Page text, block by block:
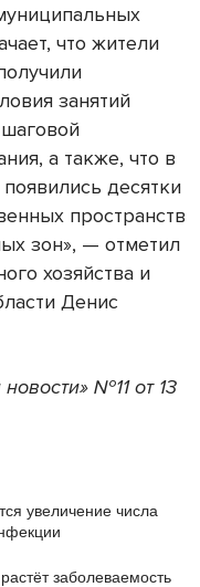
что жители
занятий
а также, что в
десятки
пространств
зон», — отметил
хозяйства и
Денис
№11 от 13
увеличение числа
заболеваемость